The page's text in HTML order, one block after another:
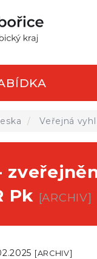
Veřejná
Pk [ARCHIV]
[ARCHIV]